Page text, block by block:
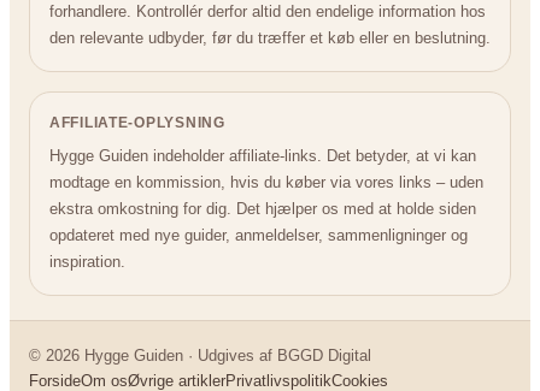
forhandlere. Kontrollér derfor altid den endelige information hos
den relevante udbyder, før du træffer et køb eller en beslutning.
AFFILIATE-OPLYSNING
Hygge Guiden indeholder affiliate-links. Det betyder, at vi kan
modtage en kommission, hvis du køber via vores links – uden
ekstra omkostning for dig. Det hjælper os med at holde siden
opdateret med nye guider, anmeldelser, sammenligninger og
inspiration.
© 2026 Hygge Guiden · Udgives af BGGD Digital
ForsideOm osØvrige artiklerPrivatlivspolitikCookies